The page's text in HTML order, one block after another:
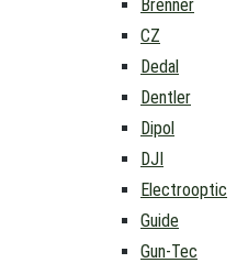
Brenner
CZ
Dedal
Dentler
Dipol
DJI
Electrooptic
Guide
Gun-Tec